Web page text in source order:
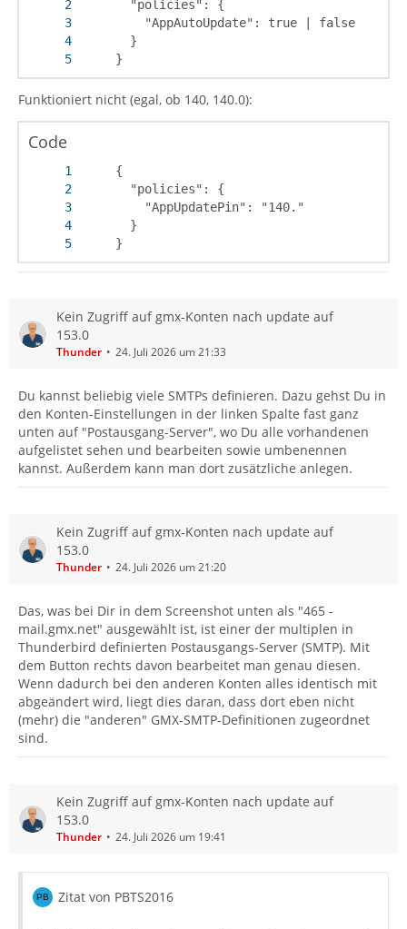
     }
Funktioniert nicht (egal, ob 140, 140.0):
Code
     }
Kein Zugriff auf gmx-Konten nach update auf
153.0
Thunder 24. Juli 2026 um 21:33
Du kannst beliebig viele SMTPs definieren. Dazu gehst Du in
den Konten-Einstellungen in der linken Spalte fast ganz
unten auf "Postausgang-Server", wo Du alle vorhandenen
aufgelistet sehen und bearbeiten sowie umbenennen
kannst. Außerdem kann man dort zusätzliche anlegen.
Kein Zugriff auf gmx-Konten nach update auf
153.0
Thunder 24. Juli 2026 um 21:20
Das, was bei Dir in dem Screenshot unten als "465 -
mail.gmx.net" ausgewählt ist, ist einer der multiplen in
Thunderbird definierten Postausgangs-Server (SMTP). Mit
dem Button rechts davon bearbeitet man genau diesen.
Wenn dadurch bei den anderen Konten alles identisch mit
abgeändert wird, liegt dies daran, dass dort eben nicht
(mehr) die "anderen" GMX-SMTP-Definitionen zugeordnet
sind.
Kein Zugriff auf gmx-Konten nach update auf
153.0
Thunder 24. Juli 2026 um 19:41
Zitat von PBTS2016